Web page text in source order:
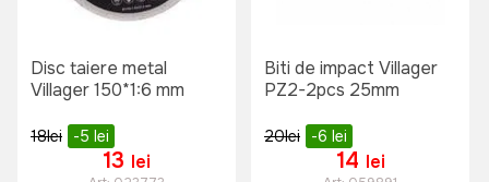
Disc taiere metal
Villager 150*1:6 mm
18lei -5 lei
13 lei
Biti de impact Villager
PZ2-2pcs 25mm
20lei -6 lei
14 lei